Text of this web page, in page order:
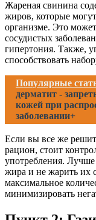
Жареная свинина
жиров, которые
организме. Это
сосудистых
гипертония. Также,
способствовать
Популярные
дерматит -
кожей при
заболевании+
Если вы все же
рацион, стоит
употребления.
жира и не жарить их
максимальное
минимизировать